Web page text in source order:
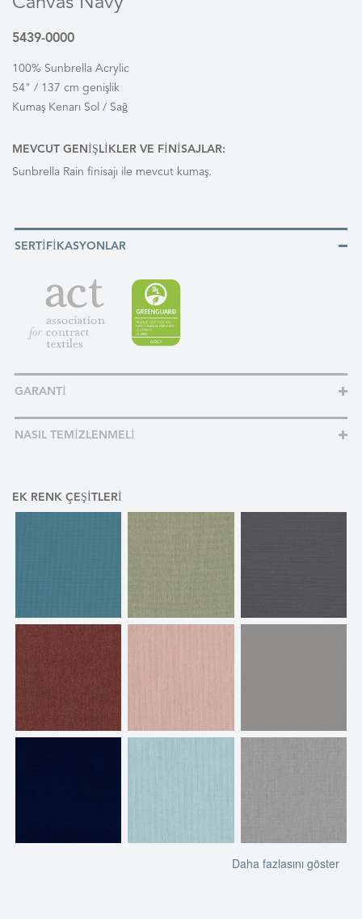
5439-0000
100% Sunbrella Acrylic
54" / 137 cm genişlik
Kumaş Kenarı Sol / Sağ
MEVCUT GENIŞLIKLER VE FINISAJLAR:
Sunbrella Rain finisajı ile mevcut kumaş.
SERTIFIKASYONLAR
GARANTI
NASIL TEMIZLENMELI
EK RENK ÇEŞITLERI
Daha fazlasını göster